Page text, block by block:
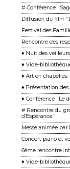
# Conférence
Diffusion du film
Festival des
Rencontre des
♦ Nuit des
♦ Vide-
♦ Art en
♦ Présentation
♦ Conférence "Le
# Rencontre du
d’Espérance"
Messe animée par
Concert piano et
6ème rencontre
♦ Vide-